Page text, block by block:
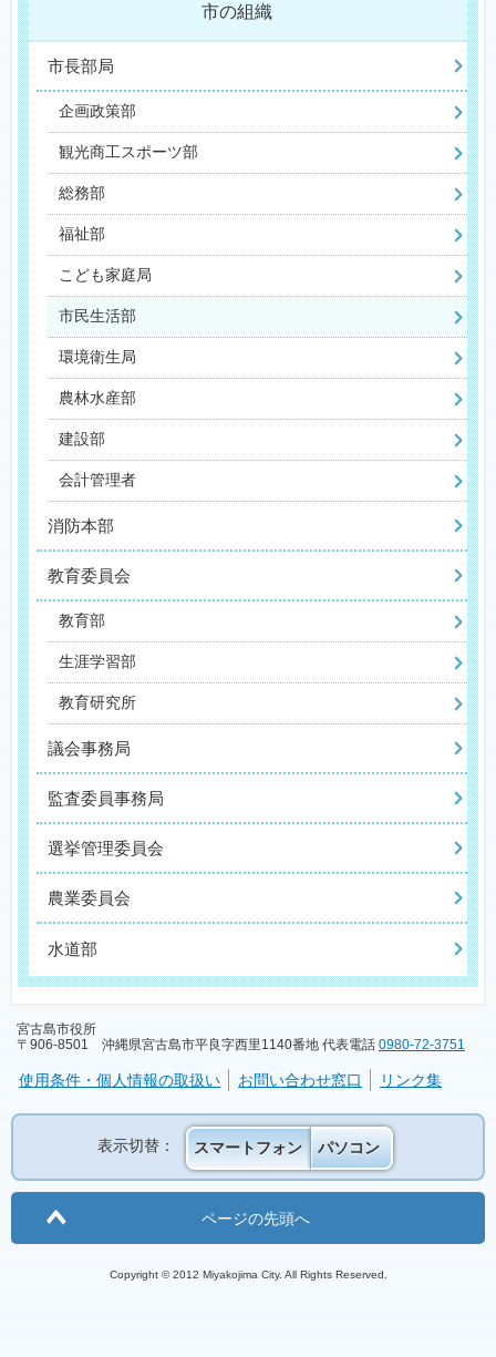
市の組織
市長部局
企画政策部
観光商工スポーツ部
総務部
福祉部
こども家庭局
市民生活部
環境衛生局
農林水産部
建設部
会計管理者
消防本部
教育委員会
教育部
生涯学習部
教育研究所
議会事務局
監査委員事務局
選挙管理委員会
農業委員会
水道部
宮古島市役所
〒906-8501 沖縄県宮古島市平良字西里1140番地 代表電話 0980-72-3751
使用条件・個人情報の取扱い お問い合わせ窓口 リンク集
表示切替： スマートフォン パソコン
ページの先頭へ
Copyright © 2012 Miyakojima City. All Rights Reserved.